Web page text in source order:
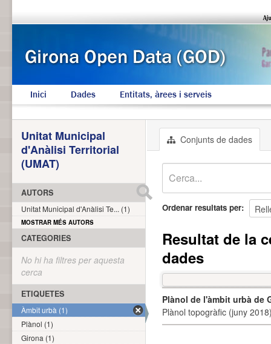
Inici Dades Entitats, àrees i serveis
Conjunts de dades
Ordenar resultats per
Resultat de la
dades
Plànol de l'àmbit urbà de
Plànol topogràfic (juny
Unitat Municipal
d'Anàlisi Territorial
(UMAT)
AUTORS
Unitat Municipal d'Anàlisi Te... (1)
MOSTRAR MÉS AUTORS
CATEGORIES
No hi ha filtres per aquesta
cerca
ETIQUETES
Àmbit urbà (1)
Plànol (1)
Girona (1)